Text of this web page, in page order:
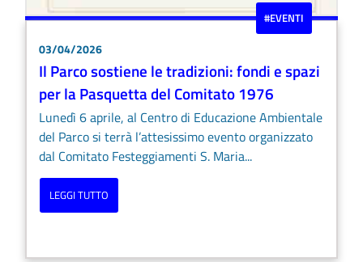
#EVENTI
03/04/2026
Il Parco sostiene le tradizioni: fondi e spazi
per la Pasquetta del Comitato 1976
Lunedì 6 aprile, al Centro di Educazione Ambientale
del Parco si terrà l’attesissimo evento organizzato
dal Comitato Festeggiamenti S. Maria...
LEGGI TUTTO